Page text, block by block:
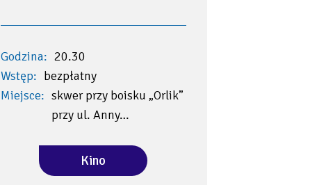
Godzina: 20.30
Wstęp: bezpłatny
Miejsce: skwer przy boisku „Orlik”
przy ul. Anny…
Kino